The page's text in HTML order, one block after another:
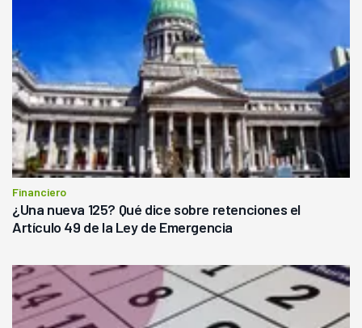
Financiero
¿Una nueva 125? Qué dice sobre retenciones el
Artículo 49 de la Ley de Emergencia